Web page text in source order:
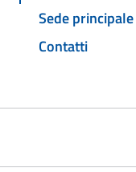
Sede principale
Contatti